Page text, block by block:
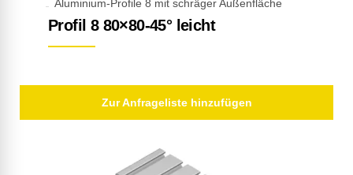
Aluminium-Profile 8 mit schräger Außenfläche
Profil 8 80×80-45° leicht
Zur Anfrageliste hinzufügen